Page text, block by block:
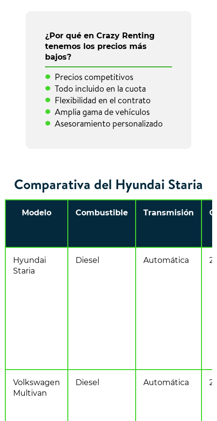
¿Por qué en Crazy Renting
tenemos los precios más
bajos?
Precios competitivos
Todo incluido en la cuota
Flexibilidad en el contrato
Amplia gama de vehículos
Asesoramiento personalizado
Comparativa del Hyundai Staria
Modelo Combustible Transmisión
Hyundai
Staria
Diesel Automática
Volkswagen
Multivan
Diesel Automática